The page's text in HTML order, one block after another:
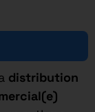
distribution